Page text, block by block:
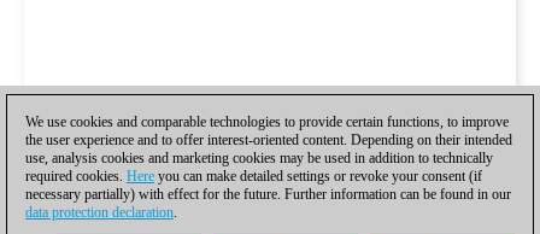
We use cookies and comparable technologies to provide certain functions, to improve
the user experience and to offer interest-oriented content. Depending on their intended
use, analysis cookies and marketing cookies may be used in addition to technically
required cookies. Here you can make detailed settings or revoke your consent (if
necessary partially) with effect for the future. Further information can be found in our
data protection declaration.